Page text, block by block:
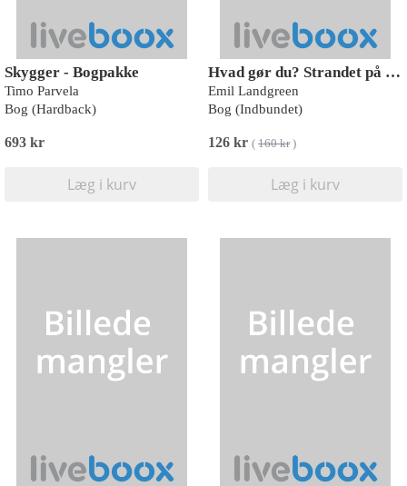
Skygger - Bogpakke
Timo Parvela
Bog (Hardback)
693 kr
Læg i kurv
Hvad gør du? Strandet på Paradisøen
Emil Landgreen
Bog (Indbundet)
126 kr ( 160 kr)
Læg i kurv